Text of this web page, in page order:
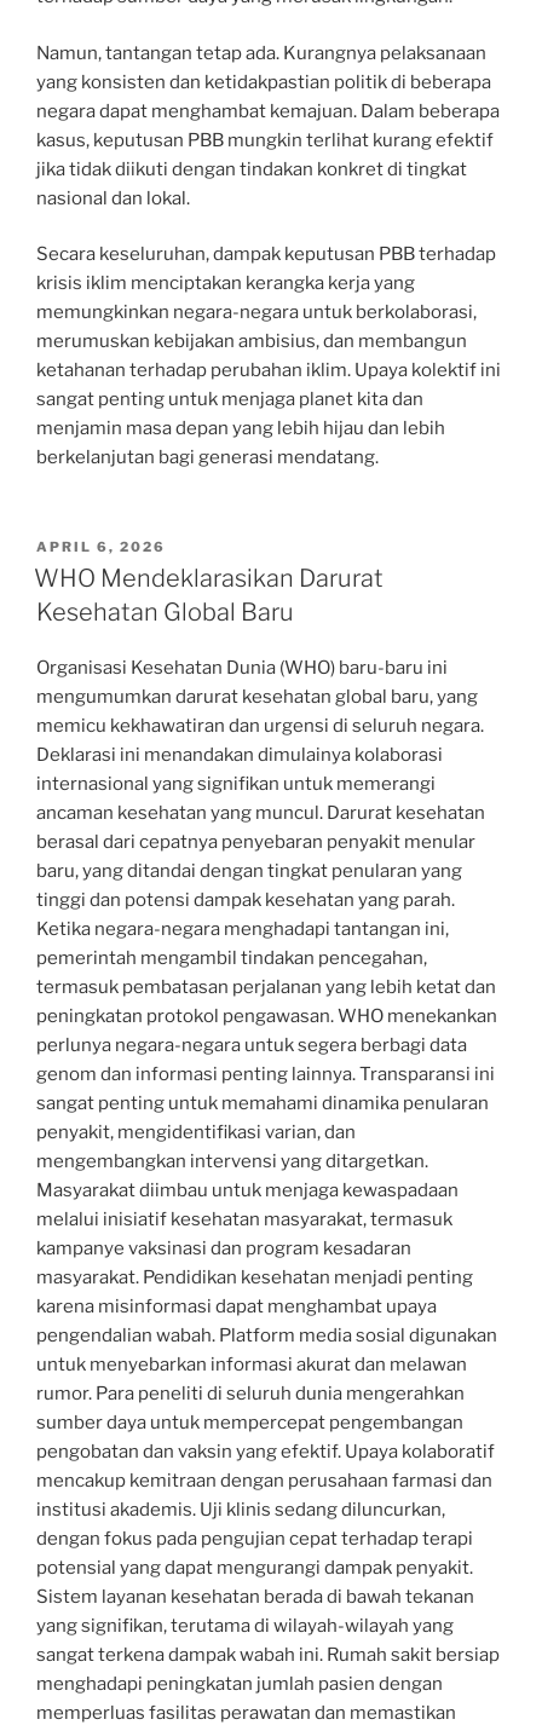
Namun, tantangan tetap ada. Kurangnya pelaksanaan
yang konsisten dan ketidakpastian politik di beberapa
negara dapat menghambat kemajuan. Dalam beberapa
kasus, keputusan PBB mungkin terlihat kurang efektif
jika tidak diikuti dengan tindakan konkret di tingkat
nasional dan lokal.
Secara keseluruhan, dampak keputusan PBB terhadap
krisis iklim menciptakan kerangka kerja yang
memungkinkan negara-negara untuk berkolaborasi,
merumuskan kebijakan ambisius, dan membangun
ketahanan terhadap perubahan iklim. Upaya kolektif ini
sangat penting untuk menjaga planet kita dan
menjamin masa depan yang lebih hijau dan lebih
berkelanjutan bagi generasi mendatang.
POSTED
ON
APRIL 6, 2026
WHO Mendeklarasikan Darurat
Kesehatan Global Baru
Organisasi Kesehatan Dunia (WHO) baru-baru ini
mengumumkan darurat kesehatan global baru, yang
memicu kekhawatiran dan urgensi di seluruh negara.
Deklarasi ini menandakan dimulainya kolaborasi
internasional yang signifikan untuk memerangi
ancaman kesehatan yang muncul. Darurat kesehatan
berasal dari cepatnya penyebaran penyakit menular
baru, yang ditandai dengan tingkat penularan yang
tinggi dan potensi dampak kesehatan yang parah.
Ketika negara-negara menghadapi tantangan ini,
pemerintah mengambil tindakan pencegahan,
termasuk pembatasan perjalanan yang lebih ketat dan
peningkatan protokol pengawasan. WHO menekankan
perlunya negara-negara untuk segera berbagi data
genom dan informasi penting lainnya. Transparansi ini
sangat penting untuk memahami dinamika penularan
penyakit, mengidentifikasi varian, dan
mengembangkan intervensi yang ditargetkan.
Masyarakat diimbau untuk menjaga kewaspadaan
melalui inisiatif kesehatan masyarakat, termasuk
kampanye vaksinasi dan program kesadaran
masyarakat. Pendidikan kesehatan menjadi penting
karena misinformasi dapat menghambat upaya
pengendalian wabah. Platform media sosial digunakan
untuk menyebarkan informasi akurat dan melawan
rumor. Para peneliti di seluruh dunia mengerahkan
sumber daya untuk mempercepat pengembangan
pengobatan dan vaksin yang efektif. Upaya kolaboratif
mencakup kemitraan dengan perusahaan farmasi dan
institusi akademis. Uji klinis sedang diluncurkan,
dengan fokus pada pengujian cepat terhadap terapi
potensial yang dapat mengurangi dampak penyakit.
Sistem layanan kesehatan berada di bawah tekanan
yang signifikan, terutama di wilayah-wilayah yang
sangat terkena dampak wabah ini. Rumah sakit bersiap
menghadapi peningkatan jumlah pasien dengan
memperluas fasilitas perawatan dan memastikan